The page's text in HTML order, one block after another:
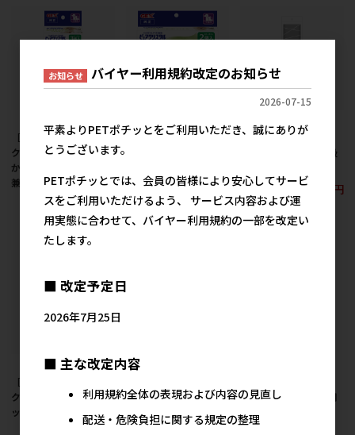
［ジェックス］ピュア
クリスタル お口すこや
かフィルター 半円 犬猫
兼用 3個
参考上代
1,045円
［ジェックス］ピュア
兼用 2個
参考上代
1,045円
［ジェックス］ピュア
クリスタル ずれない吸
参考上代
1,557円
［ジェックス］ピュア
クリスタル お手入れセ
ット 1セット
クリスタル プラス アヒ
ル
クリスタル専用 交換用
ポンプ コード付き (P-
8、P-4兼用)
お知らせ バイヤー利用規約改定のお知らせ
2026-07-15
平素よりPETポチッとをご利用いただき、誠にありが
とうございます。
PETポチッとでは、会員の皆様により安心してサービ
スをご利用いただけるよう、 サービス内容および運
用実態に合わせて、バイヤー利用規約の一部を改定い
たします。
■ 改定予定日
2026年7月25日
■ 主な改定内容
利用規約全体の表現および内容の見直し
配送・危険負担に関する規定の整理